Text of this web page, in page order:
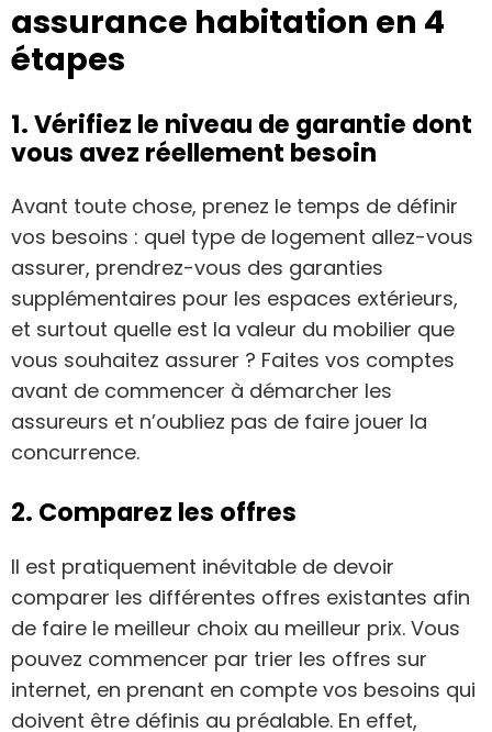
assurance habitation en 4
étapes
1. Vérifiez le niveau de garantie dont
vous avez réellement besoin
Avant toute chose, prenez le temps de définir
vos besoins : quel type de logement allez-vous
assurer, prendrez-vous des garanties
supplémentaires pour les espaces extérieurs,
et surtout quelle est la valeur du mobilier que
vous souhaitez assurer ? Faites vos comptes
avant de commencer à démarcher les
assureurs et n’oubliez pas de faire jouer la
concurrence.
2. Comparez les offres
Il est pratiquement inévitable de devoir
comparer les différentes offres existantes afin
de faire le meilleur choix au meilleur prix. Vous
pouvez commencer par trier les offres sur
internet, en prenant en compte vos besoins qui
doivent être définis au préalable. En effet,